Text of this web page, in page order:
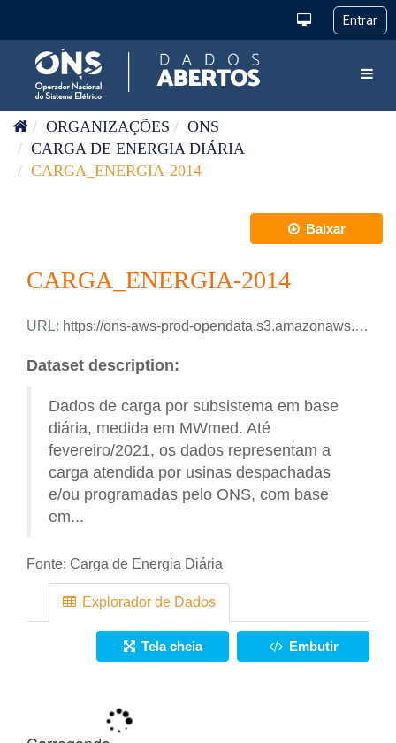
ORGANIZAÇÕES
ONS
CARGA DE ENERGIA DIÁRIA
CARGA_ENERGIA-2014
Baixar
CARGA_ENERGIA-2014
URL: https://ons-aws-prod-opendata.s3.amazonaws.com/dataset/carga_energia_di/CARGA_ENERGIA_2014.xlsx
Dataset description:
Dados de carga por subsistema em base
diária, medida em MWmed. Até
fevereiro/2021, os dados representam a
carga atendida por usinas despachadas
e/ou programadas pelo ONS, com base
em...
Fonte: Carga de Energia Diária
Explorador de Dados
Tela cheia Embutir